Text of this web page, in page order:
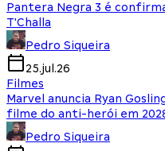
Pantera Negra 3 é
T'Challa
Pedro Siqueira
25.jul.26
Filmes
Marvel anuncia Ryan
filme do anti-herói em
Pedro Siqueira